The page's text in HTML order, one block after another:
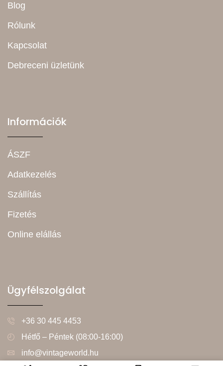
Blog
Rólunk
Kapcsolat
Debreceni üzletünk
Információk
ÁSZF
Adatkezelés
Szállítás
Fizetés
Online elállás
Ügyfélszolgálat
+36 30 445 4453
Hétfő – Péntek (08:00-16:00)
info@vintageworld.hu